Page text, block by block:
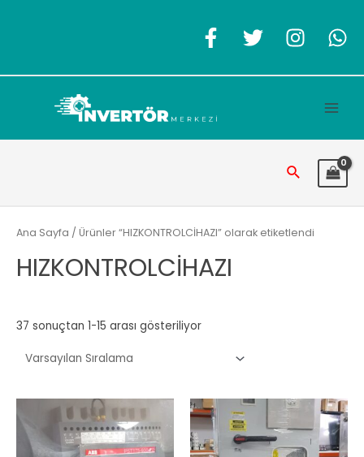
Arama
Ana Sayfa / Ürünler “HIZKONTROLCİHAZI” olarak etiketlendi
HIZKONTROLCİHAZI
37 sonuçtan 1-15 arası gösteriliyor